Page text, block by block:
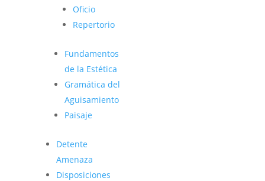
Oficio
Repertorio
Fundamentos
de la Estética
Gramática del
Aguisamiento
Paisaje
Detente
Amenaza
Disposiciones